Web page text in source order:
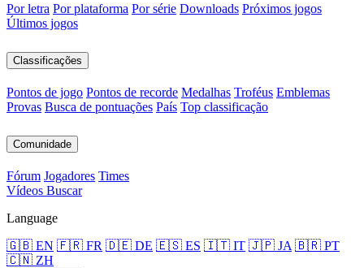
Por letra Por plataforma Por série Downloads Próximos jogos
Últimos jogos
Classificações
Pontos de jogo Pontos de recorde Medalhas Troféus Emblemas
Provas Busca de pontuações País Top classificação
Comunidade
Fórum Jogadores Times
Vídeos Buscar
Language
🇬🇧 EN 🇫🇷 FR 🇩🇪 DE 🇪🇸 ES 🇮🇹 IT 🇯🇵 JA 🇧🇷 PT
🇨🇳 ZH